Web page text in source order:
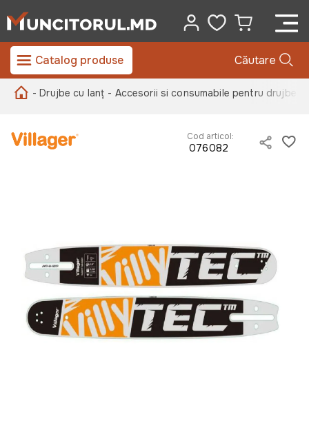
Catalog produse Căutare
- Drujbe cu lanț - Accesorii si consumabile pentru drujbe
Cod articol:
076082